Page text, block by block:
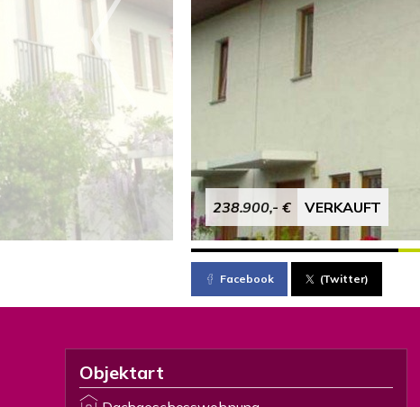
238.900,- € VERKAUFT
Facebook (Twitter)
Objektart